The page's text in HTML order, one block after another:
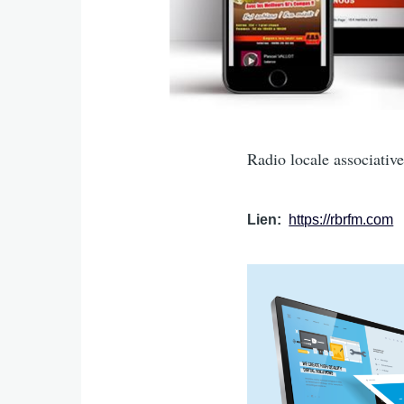
Intro
Radio locale associative
Lien https://rbrfm.com